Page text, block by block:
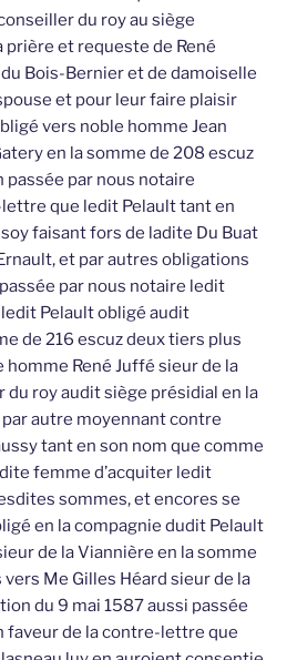
du roy au siège
prière et requeste de René
Bois-Bernier et de damoiselle
et pour leur faire plaisir
vers noble homme Jean
en la somme de 208 escuz
par nous notaire
que ledit Pelault tant en
faisant fors de ladite Du Buat
et par autres obligations
par nous notaire ledit
Pelault obligé audit
de 216 escuz deux tiers plus
homme René Juffé sieur de la
du roy audit siège présidial en la
autre moyennant contre
tant en son nom que comme
femme d’acquiter ledit
sommes, et encores se
en la compagnie dudit Pelault
de la Viannière en la somme
Me Gilles Héard sieur de la
du 9 mai 1587 aussi passée
faveur de la contre-lettre que